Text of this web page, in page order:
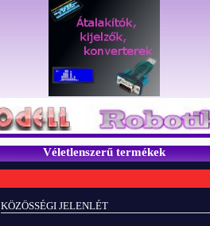
Véletlenszerű termékek
KÖZÖSSÉGI JELENLÉT